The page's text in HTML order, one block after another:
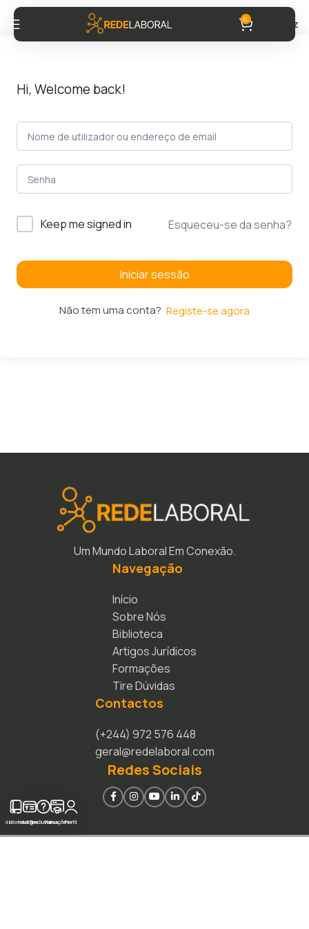
0 Kz
Hi, Welcome back!
Keep me signed in Esqueceu-se da senha?
Iniciar sessão
Não tem uma conta? Registe-se agora
Um Mundo Laboral Em Conexão.
Navegação
Início
Sobre Nós
Biblioteca
Artigos Jurídicos
Formações
Tire Dúvidas
Contactos
(+244) 972 576 448
geral@redelaboral.com
Redes Sociais
BibliotecaArtigosTire DúvidasFormaçõesPerfil